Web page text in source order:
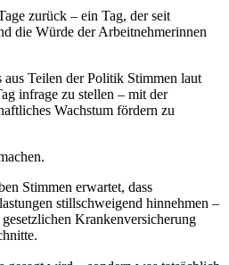
zurück – ein Tag, der seit
die Würde der Arbeitnehmerinnen
aus Teilen der Politik Stimmen laut
infrage zu stellen – mit der
Wachstum fördern zu
Stimmen erwartet, dass
stillschweigend hinnehmen –
Krankenversicherung